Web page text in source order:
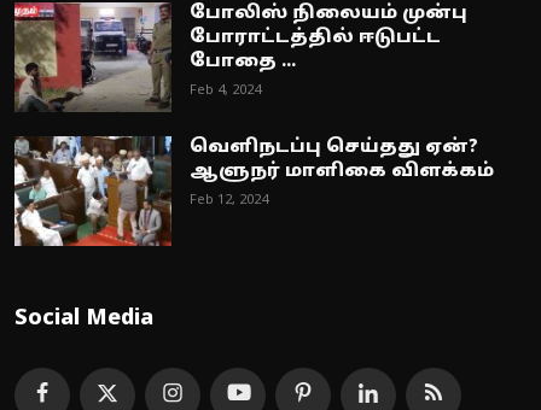
போலிஸ் நிலையம் முன்பு
போராட்டத்தில் ஈடுபட்ட
போதை ...
Feb 4, 2024
வெளிநடப்பு செய்தது ஏன்?
ஆளுநர் மாளிகை விளக்கம்
Feb 12, 2024
Social Media